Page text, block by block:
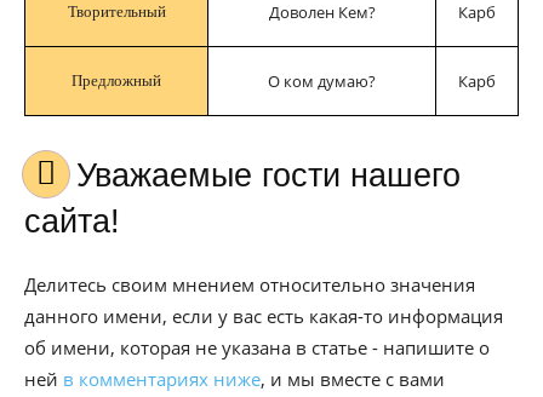
Творительный Доволен Кем? Карб
Предложный О ком думаю? Карб
Уважаемые гости нашего
сайта!
Делитесь своим мнением относительно значения
данного имени, если у вас есть какая-то информация
об имени, которая не указана в статье - напишите о
ней в комментариях ниже, и мы вместе с вами